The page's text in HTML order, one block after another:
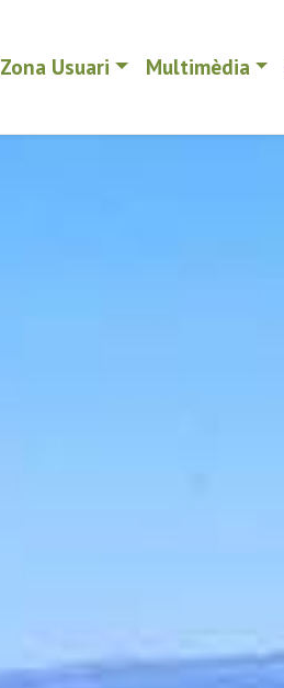
Zona Usuari Multimèdia